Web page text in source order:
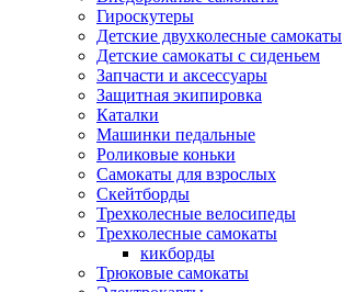
Гироскутеры
Детские двухколесные самокаты
Детские самокаты с сиденьем
Запчасти и аксессуары
Защитная экипировка
Каталки
Машинки педальные
Роликовые коньки
Самокаты для взрослых
Скейтборды
Трехколесные велосипеды
Трехколесные самокаты
кикборды
Трюковые самокаты